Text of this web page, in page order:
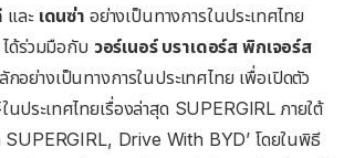
และ เดนซ่า อย่างเป็นทางการในประเทศไทย
ได้ร่วมมือกับ วอร์เนอร์ บราเดอร์ส พิกเจอร์ส
อย่างเป็นทางการในประเทศไทย เพื่อเปิดตัว
ประเทศไทยเรื่องล่าสุด SUPERGIRL ภายใต้
Drive With BYD’ โดยในพิธี